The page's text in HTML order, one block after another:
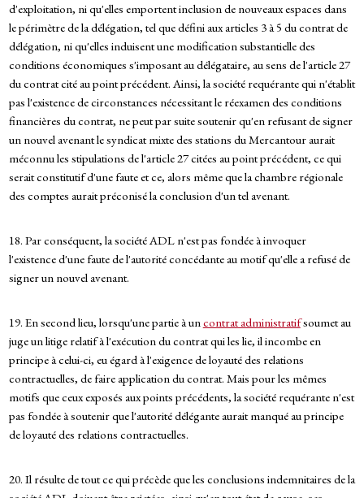
d'exploitation, ni qu'elles emportent inclusion de nouveaux espaces dans
le périmètre de la délégation, tel que défini aux articles 3 à 5 du contrat de
délégation, ni qu'elles induisent une modification substantielle des
conditions économiques s'imposant au délégataire, au sens de l'article 27
du contrat cité au point précédent. Ainsi, la société requérante qui n'établit
pas l'existence de circonstances nécessitant le réexamen des conditions
financières du contrat, ne peut par suite soutenir qu'en refusant de signer
un nouvel avenant le syndicat mixte des stations du Mercantour aurait
méconnu les stipulations de l'article 27 citées au point précédent, ce qui
serait constitutif d'une faute et ce, alors même que la chambre régionale
des comptes aurait préconisé la conclusion d'un tel avenant.
18. Par conséquent, la société ADL n'est pas fondée à invoquer
l'existence d'une faute de l'autorité concédante au motif qu'elle a refusé de
signer un nouvel avenant.
19. En second lieu, lorsqu'une partie à uncontrat administratifsoumet au
juge un litige relatif à l'exécution du contrat qui les lie, il incombe en
principe à celui-ci, eu égard à l'exigence de loyauté des relations
contractuelles, de faire application du contrat. Mais pour les mêmes
motifs que ceux exposés aux points précédents, la société requérante n'est
pas fondée à soutenir que l'autorité délégante aurait manqué au principe
de loyauté des relations contractuelles.
20. Il résulte de tout ce qui précède que les conclusions indemnitaires de la